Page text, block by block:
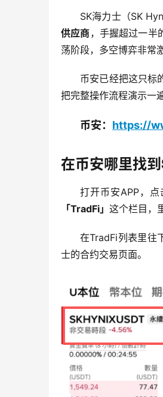
SK海力士（SK
供应商，手握超过一半
荡阶段，多空博弈非常
币安已经把这只标
把完整操作流程演示一遍
币安： https://
在币安哪里找
打开币安APP，
「TradFi」 这个栏目，
在TradFi列表里往
士的合约交易页面。